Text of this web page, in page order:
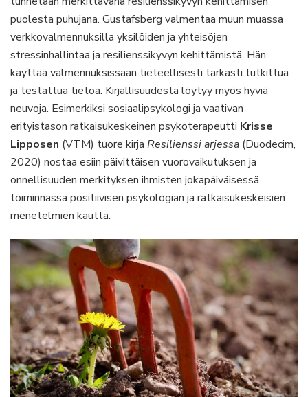
puolesta puhujana. Gustafsberg valmentaa muun muassa
verkkovalmennuksilla yksilöiden ja yhteisöjen
stressinhallintaa ja resilienssikyvyn kehittämistä. Hän
käyttää valmennuksissaan tieteellisesti tarkasti tutkittua
ja testattua tietoa. Kirjallisuudesta löytyy myös hyviä
neuvoja. Esimerkiksi sosiaalipsykologi ja vaativan
erityistason ratkaisukeskeinen psykoterapeutti Krisse
Lipposen (VTM) tuore kirja Resilienssi arjessa (Duodecim,
2020) nostaa esiin päivittäisen vuorovaikutuksen ja
onnellisuuden merkityksen ihmisten jokapäiväisessä
toiminnassa positiivisen psykologian ja ratkaisukeskeisien
menetelmien kautta.